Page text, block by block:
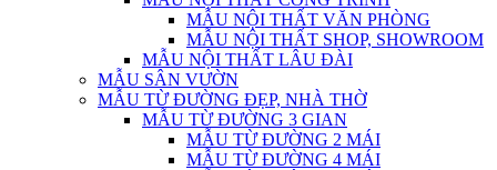
MẪU NỘI THẤT VĂN PHÒNG
MẪU NỘI THẤT SHOP, SHOWROOM
MẪU NỘI THẤT LÂU ĐÀI
MẪU SÂN VƯỜN
MẪU TỪ ĐƯỜNG ĐẸP, NHÀ THỜ
MẪU TỪ ĐƯỜNG 3 GIAN
MẪU TỪ ĐƯỜNG 2 MÁI
MẪU TỪ ĐƯỜNG 4 MÁI